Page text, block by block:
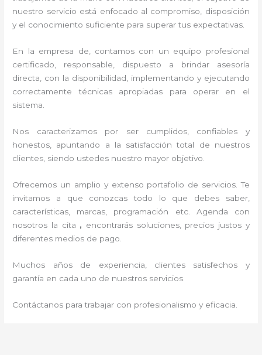
nuestro servicio está enfocado al compromiso, disposición
y el conocimiento suficiente para superar tus expectativas.
En la empresa de , contamos con un equipo profesional
certificado, responsable, dispuesto a brindar asesoría
directa, con la disponibilidad, implementando y ejecutando
correctamente técnicas apropiadas para operar en el
sistema.
Nos caracterizamos por ser cumplidos, confiables y
honestos, apuntando a la satisfacción total de nuestros
clientes, siendo ustedes nuestro mayor objetivo.
Ofrecemos un amplio y extenso portafolio de servicios. Te
invitamos a que conozcas todo lo que debes saber,
características, marcas, programación etc. Agenda con
nosotros la cita , encontrarás soluciones, precios justos y
diferentes medios de pago.
Muchos años de experiencia, clientes satisfechos y
garantía en cada uno de nuestros servicios.
Contáctanos para trabajar con profesionalismo y eficacia.